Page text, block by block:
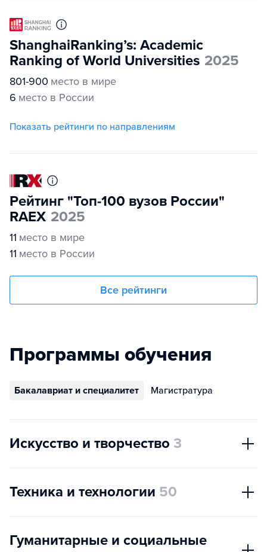
ShanghaiRanking’s: Academic
Ranking of World Universities 2025
801-900 место в мире
6 место в России
Показать рейтинги по направлениям
Рейтинг "Топ-100 вузов России"
RAEX 2025
11 место в мире
11 место в России
Все рейтинги
Программы обучения
Бакалавриат и специалитет Магистратура
Искусство и творчество 3
Техника и технологии 50
Гуманитарные и социальные